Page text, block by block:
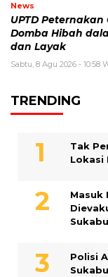
News
UPTD
Domba Hibah
dan Layak
Sabtu, 8 Agu 2026 - 10:58
TRENDING
Tak
Lokasi
Masuk
Polisi